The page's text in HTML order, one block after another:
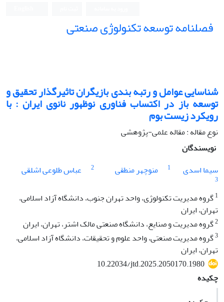
فصلنامه توسعه تکنولوژی صنعتی
شناسایی عوامل و رتبه بندی بازیگران تاثیرگذار تحقیق و
توسعه باز در اکتساب فناوری نوظهور نانوی ایران : با
رویکرد زیست بوم
نوع مقاله : مقاله علمی-پژوهشی
نویسندگان
سیما اسدی
1 منوچهر منطقی 2 عباس طلوعی اشلقی
3
1گروه مدیریت تکنولوژی، واحد تهران جنوب، دانشگاه آزاد اسلامی،
تهران، ایران
2گروه مدیریت و صنایع، دانشگاه صنعتی مالک اشتر، تهران، ایران
3گروه مدیریت صنعتی، واحد علوم و تحقیقات، دانشگاه آزاد اسلامی،
تهران، ایران
10.22034/jtd.2025.2050170.1980
چکیده